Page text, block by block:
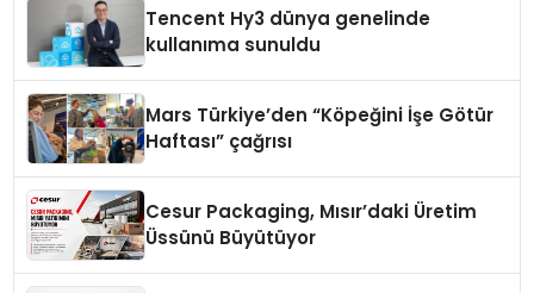
Tencent Hy3 dünya genelinde
kullanıma sunuldu
Mars Türkiye’den “Köpeğini İşe Götür
Haftası” çağrısı
Cesur Packaging, Mısır’daki Üretim
Üssünü Büyütüyor